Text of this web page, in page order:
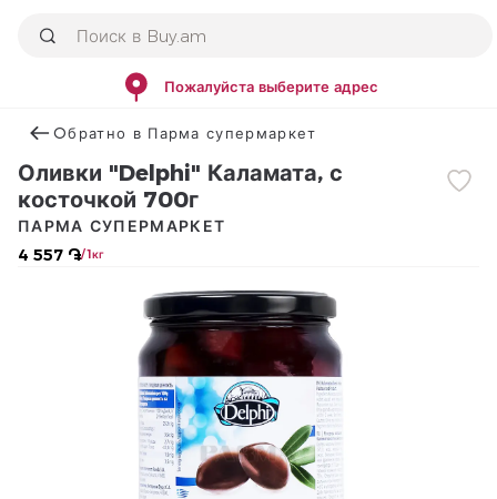
Пожалуйста выберите адрес
Օбратно в Парма супермаркет
Оливки "Delphi" Каламата, с
косточкой 700г
4 557 ֏/ 1кг
ПАРМА СУПЕРМАРКЕТ